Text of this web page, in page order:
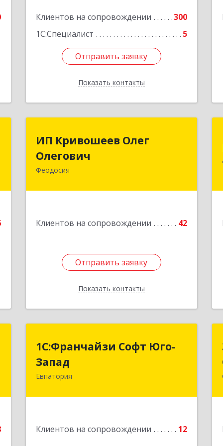
Клиентов на сопровождении
300
1С:Специалист
5
Отправить заявку
Показать контакты
Отправить заявку
Назад
ИП Кривошеев Олег
Олегович
Феодосия
Клиентов на сопровождении 42
Отправить заявку
Показать контакты
Олегович
Отправить заявку
Назад
1С:Франчайзи Софт Юго-
Запад
Евпатория
Клиентов на сопровождении 12
1С:Франчайзи Софт Юго-
Запад
297407, Крым Респ, Евпатория г,